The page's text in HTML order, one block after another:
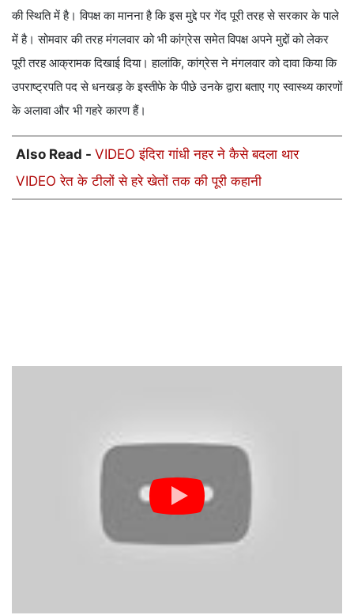
की स्थिति में है। विपक्ष का मानना है कि इस मुद्दे पर गेंद पूरी तरह से सरकार के पाले
में है। सोमवार की तरह मंगलवार को भी कांग्रेस समेत विपक्ष अपने मुद्दों को लेकर
पूरी तरह आक्रामक दिखाई दिया। हालांकि, कांग्रेस ने मंगलवार को दावा किया कि
उपराष्ट्रपति पद से धनखड़ के इस्तीफे के पीछे उनके द्वारा बताए गए स्वास्थ्य कारणों
के अलावा और भी गहरे कारण हैं।
Also Read - VIDEO इंदिरा गांधी नहर ने कैसे बदला थार
VIDEO रेत के टीलों से हरे खेतों तक की पूरी कहानी